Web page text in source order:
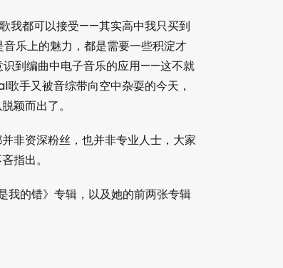
我都可以接受——其实高中我只买到
乐上的魅力，都是需要一些积淀才
到编曲中电子音乐的应用——这不就
手又被音综带向空中杂耍的今天，
颖而出了。
非资深粉丝，也并非专业人士，大家
指出。
我的错》专辑，以及她的前两张专辑